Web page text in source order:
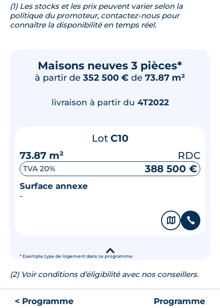
(1) Les stocks et les prix peuvent varier selon la
politique du promoteur, contactez-nous pour
connaître la disponibilité en temps réel.
Maisons neuves 3 pièces*
à partir de 352 500 € de 73.87 m²
* Exemple type de logement dans ce programme
livraison à partir du 4T2022
Lot C10
73.87 m²
RDC
TVA 20% 388 500 €
Surface annexe
-
🗞 📞
▾
(2) Voir conditions d’éligibilité avec nos conseillers.
< Programme
Programme